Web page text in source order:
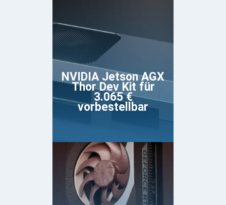
NVIDIA Jetson AGX
Thor Dev Kit für
3.065 €
vorbestellbar